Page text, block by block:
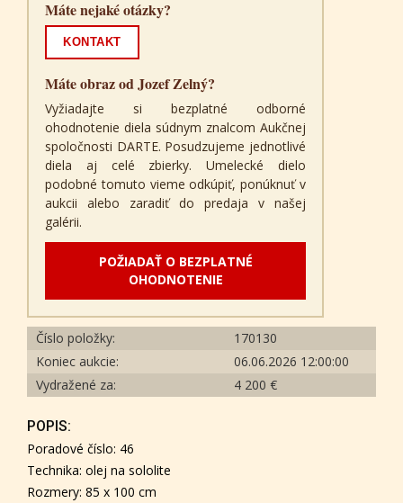
Máte nejaké otázky?
KONTAKT
Máte obraz od Jozef Zelný?
Vyžiadajte si bezplatné odborné
ohodnotenie diela súdnym znalcom Aukčnej
spoločnosti DARTE. Posudzujeme jednotlivé
diela aj celé zbierky. Umelecké dielo
podobné tomuto vieme odkúpiť, ponúknuť v
aukcii alebo zaradiť do predaja v našej
galérii.
POŽIADAŤ O BEZPLATNÉ
OHODNOTENIE
Číslo položky:
170130
Koniec aukcie:
06.06.2026 12:00:00
Vydražené za:
4 200 €
POPIS:
Poradové číslo: 46
Technika: olej na sololite
Rozmery: 85 x 100 cm